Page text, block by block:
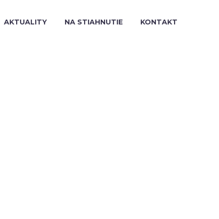
AKTUALITY NA STIAHNUTIE KONTAKT